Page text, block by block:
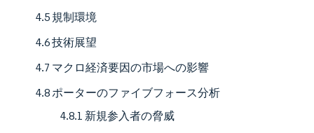
4.5 規制環境
4.6 技術展望
4.7 マクロ経済要因の市場への影響
4.8 ポーターのファイブフォース分析
4.8.1 新規参入者の脅威